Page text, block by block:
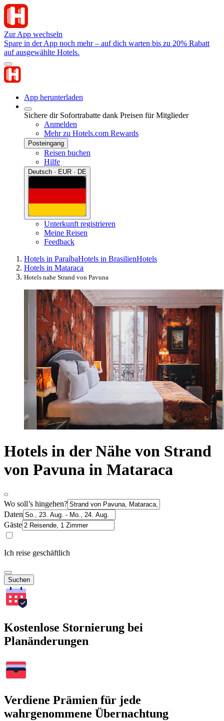
Zur App wechseln
Spare in der App noch mehr – auf dich warten bis zu 20% Rabatt
auf ausgewählte Hotels.
App herunterladen
Sichere dir Sofortrabatte dank Preisen für Mitglieder
Anmelden
Mehr zu Hotels.com Rewards
Posteingang
Reisen buchen
Hilfe
Deutsch · EUR · DE
Unterkunft registrieren
Meine Reisen
Feedback
Hotels in ParaíbaHotels in BrasilienHotels
Hotels in Mataraca
Hotels nahe Strand von Pavuna
Hotels in der Nähe von Strand
von Pavuna in Mataraca
Wo soll’s hingehen?
Daten
Gäste
Ich reise geschäftlich
Suchen
Kostenlose Stornierung bei
Planänderungen
Verdiene Prämien für jede
wahrgenommene Übernachtung